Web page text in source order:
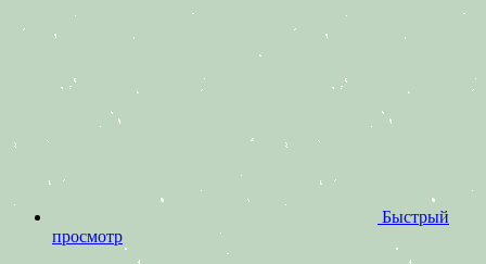
Быстрый
просмотр